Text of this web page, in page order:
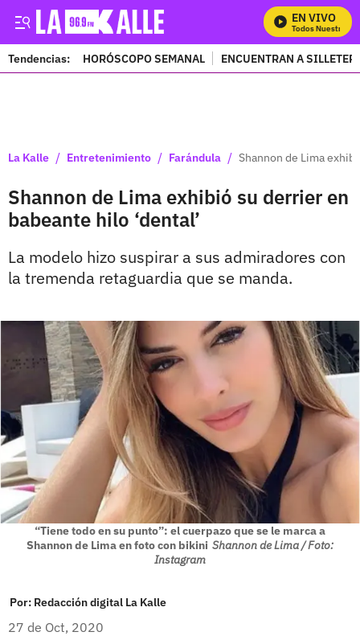
EN VIVO
Mira Todos Nuestros
Tendencias: HORÓSCOPO SEMANAL ENCUENTRAN A
La Kalle / Entretenimiento / Farándula / Shannon de Lima
Shannon de Lima exhibió su derrier en
babeante hilo ‘dental’
La modelo hizo suspirar a sus admiradores con
la tremenda retaguardia que se manda.
“Tiene todo en su punto”: el cuerpazo que se le marca a
Shannon de Lima en foto con bikini Shannon de Lima / Foto:
Instagram
Por: Redacción digital La Kalle
27 de Oct, 2020